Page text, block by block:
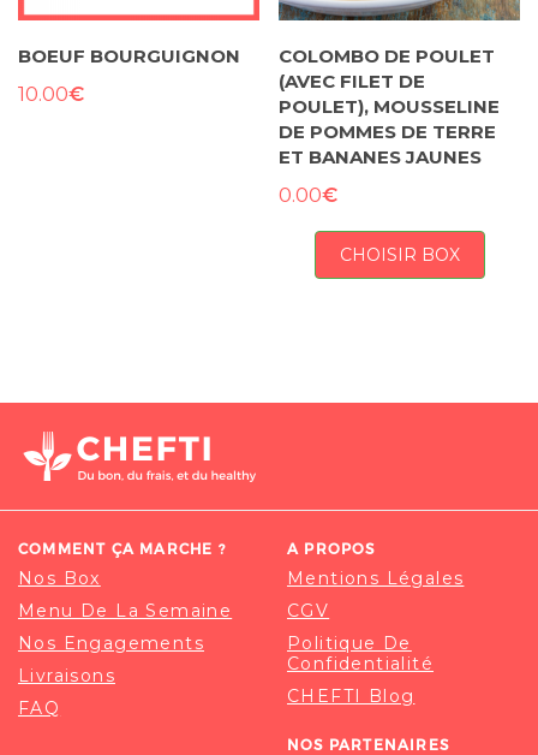
BOEUF BOURGUIGNON
10.00€
COLOMBO DE POULET
(AVEC FILET DE
POULET), MOUSSELINE
DE POMMES DE TERRE
ET BANANES JAUNES
0.00€
CHOISIR BOX
COMMENT ÇA MARCHE ?
Nos Box
Menu De La Semaine
Nos Engagements
Livraisons
FAQ
A PROPOS
Mentions Légales
CGV
Politique De
Confidentialité
CHEFTI Blog
NOS PARTENAIRES